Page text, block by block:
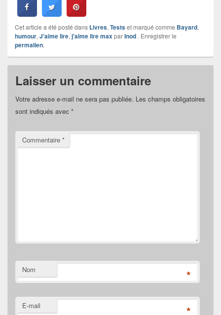
Cet article a été posté dans Livres, Testset marqué comme Bayard,
humour, J'aime lire, j'aime lire maxparInod . Enregistrer le
permalien.
Laisser un commentaire
Votre adresse e-mail ne sera pas publiée. Les champs obligatoires
sont indiqués avec *
Commentaire *
Nom *
E-mail *